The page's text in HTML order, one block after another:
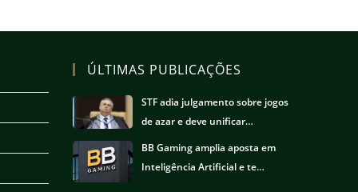
ÚLTIMAS PUBLICAÇÕES
STF adia julgamento sobre jogos
de azar e deve unificar…
BB Gaming amplia aposta em
Inteligência Artificial e te…